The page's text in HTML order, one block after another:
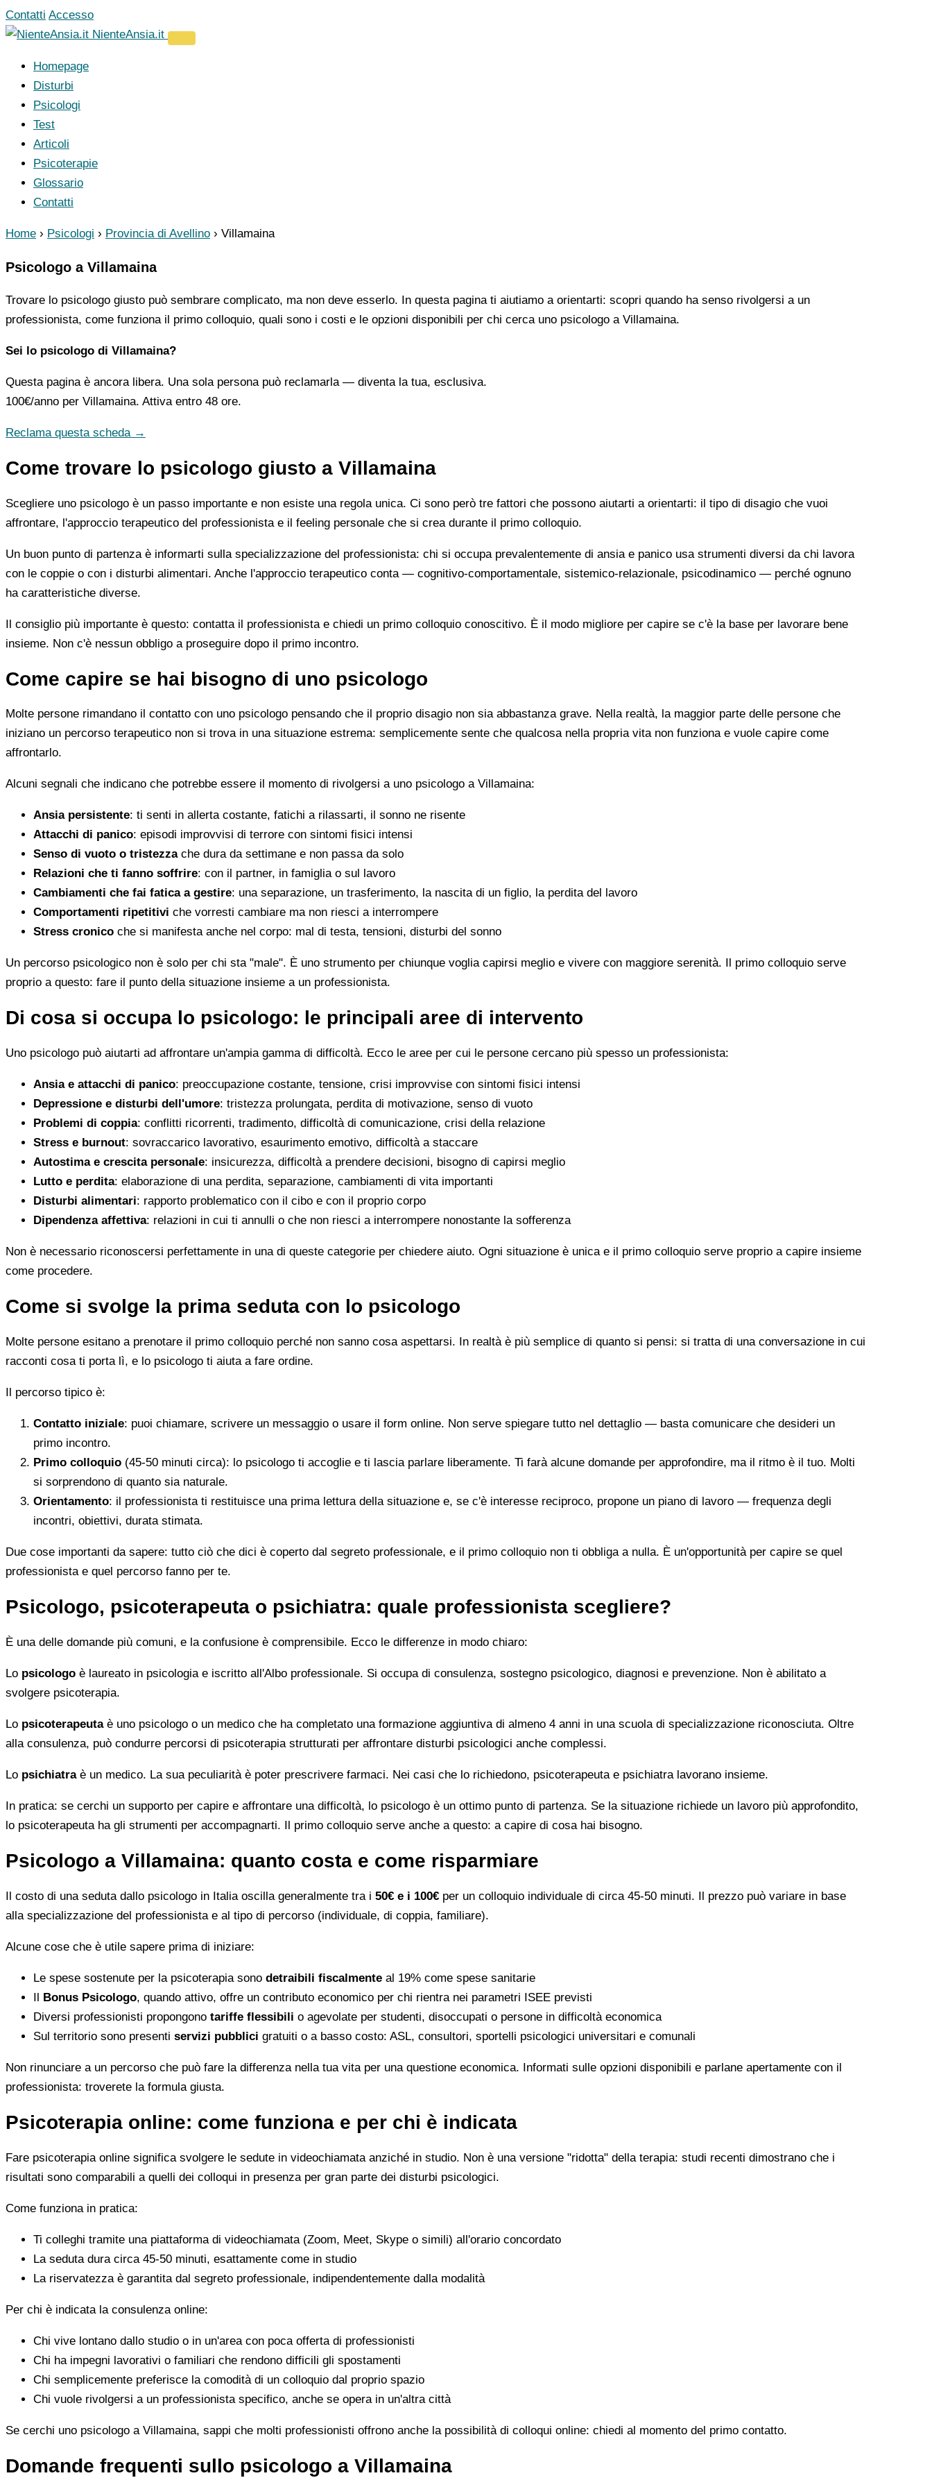
Vai
al
Contatti Accesso
NienteAnsia.it
Homepage
Disturbi
Psicologi
Test
Articoli
Psicoterapie
Glossario
Contatti
Home › Psicologi › Provincia di Avellino › Villamaina
Psicologo a Villamaina
Trovare lo psicologo giusto può sembrare complicato, ma non deve esserlo. In questa pagina ti aiutiamo a orientarti: scopri quando ha senso rivolgersi a un
professionista, come funziona il primo colloquio, quali sono i costi e le opzioni disponibili per chi cerca uno psicologo a Villamaina.
Sei lo psicologo di Villamaina?
Questa pagina è ancora libera. Una sola persona può reclamarla — diventa la tua, esclusiva.
100€/anno per Villamaina. Attiva entro 48 ore.
Reclama questa scheda →
Come trovare lo psicologo giusto a Villamaina
Scegliere uno psicologo è un passo importante e non esiste una regola unica. Ci sono però tre fattori che possono aiutarti a orientarti: il tipo di disagio che vuoi
affrontare, l'approccio terapeutico del professionista e il feeling personale che si crea durante il primo colloquio.
Un buon punto di partenza è informarti sulla specializzazione del professionista: chi si occupa prevalentemente di ansia e panico usa strumenti diversi da chi lavora
con le coppie o con i disturbi alimentari. Anche l'approccio terapeutico conta — cognitivo-comportamentale, sistemico-relazionale, psicodinamico — perché ognuno
ha caratteristiche diverse.
Il consiglio più importante è questo: contatta il professionista e chiedi un primo colloquio conoscitivo. È il modo migliore per capire se c'è la base per lavorare bene
insieme. Non c'è nessun obbligo a proseguire dopo il primo incontro.
Come capire se hai bisogno di uno psicologo
Molte persone rimandano il contatto con uno psicologo pensando che il proprio disagio non sia abbastanza grave. Nella realtà, la maggior parte delle persone che
iniziano un percorso terapeutico non si trova in una situazione estrema: semplicemente sente che qualcosa nella propria vita non funziona e vuole capire come
affrontarlo.
Alcuni segnali che indicano che potrebbe essere il momento di rivolgersi a uno psicologo a Villamaina:
Ansia persistente: ti senti in allerta costante, fatichi a rilassarti, il sonno ne risente
Attacchi di panico: episodi improvvisi di terrore con sintomi fisici intensi
Senso di vuoto o tristezzache dura da settimane e non passa da solo
Relazioni che ti fanno soffrire: con il partner, in famiglia o sul lavoro
Cambiamenti che fai fatica a gestire: una separazione, un trasferimento, la nascita di un figlio, la perdita del lavoro
Comportamenti ripetitivi che vorresti cambiare ma non riesci a interrompere
Stress cronico che si manifesta anche nel corpo: mal di testa, tensioni, disturbi del sonno
Un percorso psicologico non è solo per chi sta "male". È uno strumento per chiunque voglia capirsi meglio e vivere con maggiore serenità. Il primo colloquio serve
proprio a questo: fare il punto della situazione insieme a un professionista.
Di cosa si occupa lo psicologo: le principali aree di intervento
Uno psicologo può aiutarti ad affrontare un'ampia gamma di difficoltà. Ecco le aree per cui le persone cercano più spesso un professionista:
Ansia e attacchi di panico: preoccupazione costante, tensione, crisi improvvise con sintomi fisici intensi
Depressione e disturbi dell'umore: tristezza prolungata, perdita di motivazione, senso di vuoto
Problemi di coppia: conflitti ricorrenti, tradimento, difficoltà di comunicazione, crisi della relazione
Stress e burnout: sovraccarico lavorativo, esaurimento emotivo, difficoltà a staccare
Autostima e crescita personale: insicurezza, difficoltà a prendere decisioni, bisogno di capirsi meglio
Lutto e perdita: elaborazione di una perdita, separazione, cambiamenti di vita importanti
Disturbi alimentari: rapporto problematico con il cibo e con il proprio corpo
Dipendenza affettiva: relazioni in cui ti annulli o che non riesci a interrompere nonostante la sofferenza
Non è necessario riconoscersi perfettamente in una di queste categorie per chiedere aiuto. Ogni situazione è unica e il primo colloquio serve proprio a capire insieme
come procedere.
Come si svolge la prima seduta con lo psicologo
Molte persone esitano a prenotare il primo colloquio perché non sanno cosa aspettarsi. In realtà è più semplice di quanto si pensi: si tratta di una conversazione in cui
racconti cosa ti porta lì, e lo psicologo ti aiuta a fare ordine.
Il percorso tipico è:
Contatto iniziale: puoi chiamare, scrivere un messaggio o usare il form online. Non serve spiegare tutto nel dettaglio — basta comunicare che desideri un
primo incontro.
Primo colloquio (45-50 minuti circa): lo psicologo ti accoglie e ti lascia parlare liberamente. Ti farà alcune domande per approfondire, ma il ritmo è il tuo. Molti
si sorprendono di quanto sia naturale.
Orientamento: il professionista ti restituisce una prima lettura della situazione e, se c'è interesse reciproco, propone un piano di lavoro — frequenza degli
incontri, obiettivi, durata stimata.
Due cose importanti da sapere: tutto ciò che dici è coperto dal segreto professionale, e il primo colloquio non ti obbliga a nulla. È un'opportunità per capire se quel
professionista e quel percorso fanno per te.
Psicologo, psicoterapeuta o psichiatra: quale professionista scegliere?
È una delle domande più comuni, e la confusione è comprensibile. Ecco le differenze in modo chiaro:
Lo psicologo è laureato in psicologia e iscritto all'Albo professionale. Si occupa di consulenza, sostegno psicologico, diagnosi e prevenzione. Non è abilitato a
svolgere psicoterapia.
Lo psicoterapeutaè uno psicologo o un medico che ha completato una formazione aggiuntiva di almeno 4 anni in una scuola di specializzazione riconosciuta. Oltre
alla consulenza, può condurre percorsi di psicoterapia strutturati per affrontare disturbi psicologici anche complessi.
Lo psichiatraè un medico. La sua peculiarità è poter prescrivere farmaci. Nei casi che lo richiedono, psicoterapeuta e psichiatra lavorano insieme.
In pratica: se cerchi un supporto per capire e affrontare una difficoltà, lo psicologo è un ottimo punto di partenza. Se la situazione richiede un lavoro più approfondito,
lo psicoterapeuta ha gli strumenti per accompagnarti. Il primo colloquio serve anche a questo: a capire di cosa hai bisogno.
Psicologo a Villamaina: quanto costa e come risparmiare
Il costo di una seduta dallo psicologo in Italia oscilla generalmente tra i 50€ e i 100€ per un colloquio individuale di circa 45-50 minuti. Il prezzo può variare in base
alla specializzazione del professionista e al tipo di percorso (individuale, di coppia, familiare).
Alcune cose che è utile sapere prima di iniziare:
Le spese sostenute per la psicoterapia sono detraibili fiscalmente al 19% come spese sanitarie
Il Bonus Psicologo, quando attivo, offre un contributo economico per chi rientra nei parametri ISEE previsti
Diversi professionisti propongono tariffe flessibili o agevolate per studenti, disoccupati o persone in difficoltà economica
Sul territorio sono presenti servizi pubblici gratuiti o a basso costo: ASL, consultori, sportelli psicologici universitari e comunali
Non rinunciare a un percorso che può fare la differenza nella tua vita per una questione economica. Informati sulle opzioni disponibili e parlane apertamente con il
professionista: troverete la formula giusta.
Psicoterapia online: come funziona e per chi è indicata
Fare psicoterapia online significa svolgere le sedute in videochiamata anziché in studio. Non è una versione "ridotta" della terapia: studi recenti dimostrano che i
risultati sono comparabili a quelli dei colloqui in presenza per gran parte dei disturbi psicologici.
Come funziona in pratica:
Ti colleghi tramite una piattaforma di videochiamata (Zoom, Meet, Skype o simili) all'orario concordato
La seduta dura circa 45-50 minuti, esattamente come in studio
La riservatezza è garantita dal segreto professionale, indipendentemente dalla modalità
Per chi è indicata la consulenza online:
Chi vive lontano dallo studio o in un'area con poca offerta di professionisti
Chi ha impegni lavorativi o familiari che rendono difficili gli spostamenti
Chi semplicemente preferisce la comodità di un colloquio dal proprio spazio
Chi vuole rivolgersi a un professionista specifico, anche se opera in un'altra città
Se cerchi uno psicologo a Villamaina, sappi che molti professionisti offrono anche la possibilità di colloqui online: chiedi al momento del primo contatto.
Domande frequenti sullo psicologo a Villamaina